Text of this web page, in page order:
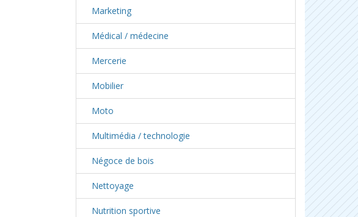
Marketing
Médical / médecine
Mercerie
Mobilier
Moto
Multimédia / technologie
Négoce de bois
Nettoyage
Nutrition sportive